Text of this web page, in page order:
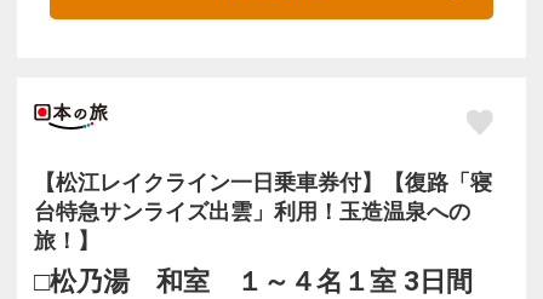
【松江レイクライン一日乗車券付】【復路「寝
台特急サンライズ出雲」利用！玉造温泉への
旅！】
□松乃湯 和室 １～４名１室 3日間